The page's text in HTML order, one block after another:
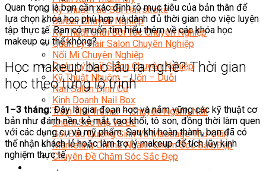
Kỹ Thuật Tạo Sợi Hairstroke
Barber Chuyên Nghiệp
Kỹ Thuật Chải Bới Tóc Chuyên Nghiệp
Quản Lý Hair Salon Chuyên Nghiệp
Nối Mi Chuyên Nghiệp
Quản Lý Nail Salon Chuyên Nghiệp
Kỹ Thuật Nhuộm – Uốn – Duỗi
Nail Salon Định Cư
Kinh Doanh Nail Box
Train The Trainer – Chuyên Ngành Nail
Chăm Sóc Mẹ Và Bé
Gội Đầu Dưỡng Sinh Và Massage Thư Giãn
Marketing Online Ngành Chăm Sóc Sắc Đẹp
Chuyên Đề Chăm Sóc Sắc Đẹp
Âm Nhạc
Quan trọng là bạn cần xác định rõ mục tiêu của bản thân để
lựa chọn khóa học phù hợp và dành đủ thời gian cho việc luyện
tập thực tế. Bạn có muốn tìm hiểu thêm về các khóa học
makeup cụ thể không?
Học makeup bao lâu ra nghề? Thời gian
học theo từng lộ trình
1–3 tháng:Đây là giai đoạn học và nắm vững các kỹ thuật cơ
bản như đánh nền, kẻ mắt, tạo khối, tô son, đồng thời làm quen
với các dụng cụ và mỹ phẩm. Sau khi hoàn thành, bạn đã có
thể nhận khách lẻ hoặc làm trợ lý makeup để tích lũy kinh
nghiệm thực tế.